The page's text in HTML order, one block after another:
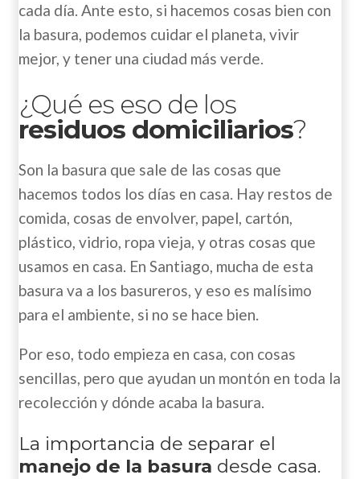
cada día. Ante esto, si hacemos cosas bien con
la basura, podemos cuidar el planeta, vivir
mejor, y tener una ciudad más verde.
¿Qué es eso de los
residuos domiciliarios?
Son la basura que sale de las cosas que
hacemos todos los días en casa. Hay restos de
comida, cosas de envolver, papel, cartón,
plástico, vidrio, ropa vieja, y otras cosas que
usamos en casa. En Santiago, mucha de esta
basura va a los basureros, y eso es malísimo
para el ambiente, si no se hace bien.
Por eso, todo empieza en casa, con cosas
sencillas, pero que ayudan un montón en toda la
recolección y dónde acaba la basura.
La importancia de separar el
manejo de la basura desde casa.